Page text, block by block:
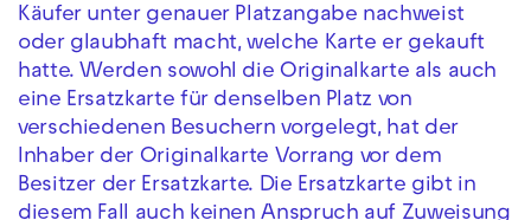
Käufer unter genauer Platzangabe nachweist
oder glaubhaft macht, welche Karte er gekauft
hatte. Werden sowohl die Originalkarte als auch
eine Ersatzkarte für denselben Platz von
verschiedenen Besuchern vorgelegt, hat der
Inhaber der Originalkarte Vorrang vor dem
Besitzer der Ersatzkarte. Die Ersatzkarte gibt in
diesem Fall auch keinen Anspruch auf Zuweisung